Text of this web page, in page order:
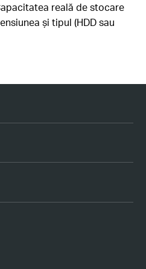
reală de stocare
și tipul (HDD sau